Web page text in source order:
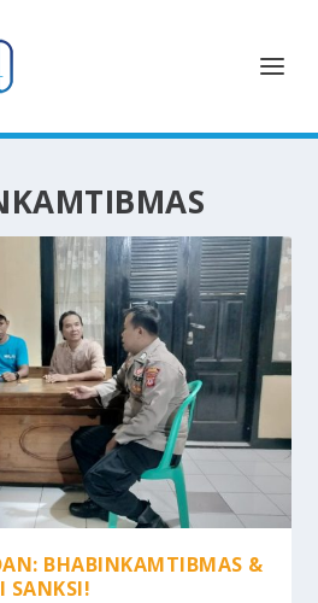
BHABINKAMTIBMAS &
SANKSI!